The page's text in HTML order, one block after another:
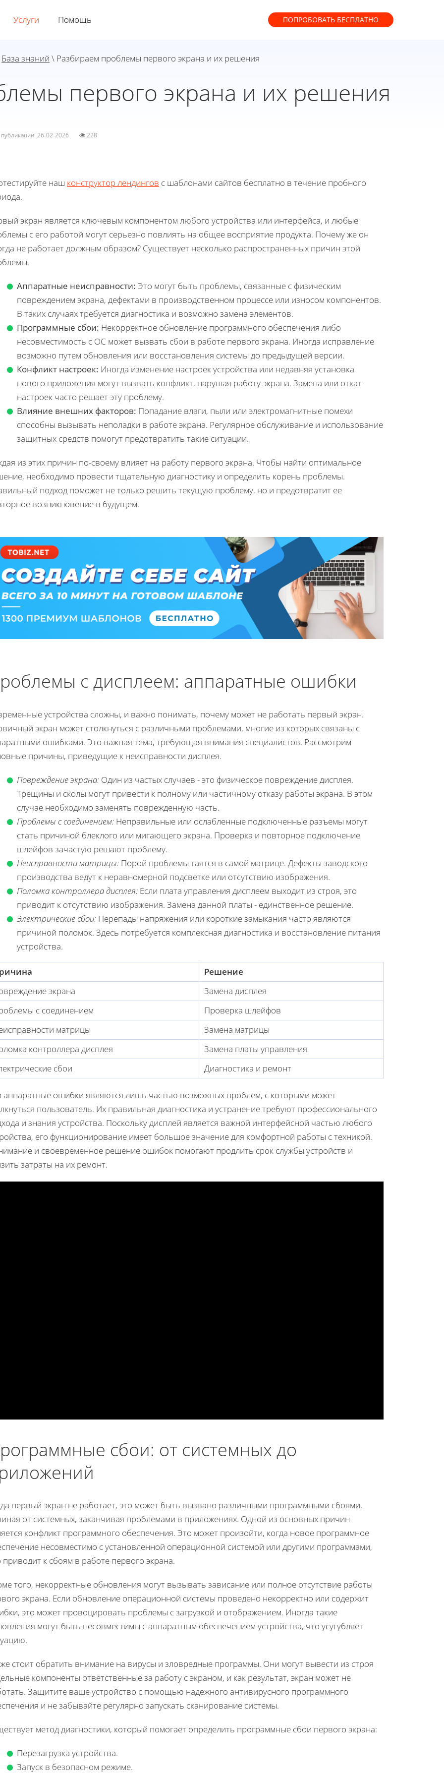
Услуги Помощь ПОПРОБОВАТЬ БЕСПЛАТНО
База знаний \ Разбираем проблемы первого экрана и их решения
первого экрана и их решения
публикации: 26-02-2026 228
наш конструктор лендингов с шаблонами сайтов бесплатно в течение пробного
экран является ключевым компонентом любого устройства или интерфейса, и любые
с его работой могут серьезно повлиять на общее восприятие продукта. Почему же он
не работает должным образом? Существует несколько распространенных причин этой
Аппаратные неисправности: Это могут быть проблемы, связанные с физическим
повреждением экрана, дефектами в производственном процессе или износом компонентов.
В таких случаях требуется диагностика и возможно замена элементов.
Программные сбои: Некорректное обновление программного обеспечения либо
несовместимость с ОС может вызвать сбои в работе первого экрана. Иногда исправление
возможно путем обновления или восстановления системы до предыдущей версии.
Конфликт настроек: Иногда изменение настроек устройства или недавняя установка
нового приложения могут вызвать конфликт, нарушая работу экрана. Замена или откат
настроек часто решает эту проблему.
Влияние внешних факторов: Попадание влаги, пыли или электромагнитные помехи
способны вызывать неполадки в работе экрана. Регулярное обслуживание и использование
защитных средств помогут предотвратить такие ситуации.
из этих причин по-своему влияет на работу первого экрана. Чтобы найти оптимальное
необходимо провести тщательную диагностику и определить корень проблемы.
подход поможет не только решить текущую проблему, но и предотвратит ее
возникновение в будущем.
с дисплеем: аппаратные ошибки
устройства сложны, и важно понимать, почему может не работать первый экран.
экран может столкнуться с различными проблемами, многие из которых связаны с
ошибками. Это важная тема, требующая внимания специалистов. Рассмотрим
причины, приведущие к неисправности дисплея.
Повреждение экрана: Один из частых случаев - это физическое повреждение дисплея.
Трещины и сколы могут привести к полному или частичному отказу работы экрана. В этом
случае необходимо заменять поврежденную часть.
Проблемы с соединением: Неправильные или ослабленные подключенные разъемы могут
стать причиной блеклого или мигающего экрана. Проверка и повторное подключение
шлейфов зачастую решают проблему.
Неисправности матрицы: Порой проблемы таятся в самой матрице. Дефекты заводского
производства ведут к неравномерной подсветке или отсутствию изображения.
Поломка контроллера дисплея: Если плата управления дисплеем выходит из строя, это
приводит к отсутствию изображения. Замена данной платы - единственное решение.
Электрические сбои: Перепады напряжения или короткие замыкания часто являются
причиной поломок. Здесь потребуется комплексная диагностика и восстановление питания
устройства.
Решение
экрана
Замена дисплея
с соединением
Проверка шлейфов
матрицы
Замена матрицы
контроллера дисплея
Замена платы управления
сбои
Диагностика и ремонт
аппаратные ошибки являются лишь частью возможных проблем, с которыми может
пользователь. Их правильная диагностика и устранение требуют профессионального
и знания устройства. Поскольку дисплей является важной интерфейсной частью любого
его функционирование имеет большое значение для комфортной работы с техникой.
и своевременное решение ошибок помогают продлить срок службы устройств и
затраты на их ремонт.
сбои: от системных до
первый экран не работает, это может быть вызвано различными программными сбоями,
от системных, заканчивая проблемами в приложениях. Одной из основных причин
конфликт программного обеспечения. Это может произойти, когда новое программное
несовместимо с установленной операционной системой или другими программами,
приводит к сбоям в работе первого экрана.
того, некорректные обновления могут вызывать зависание или полное отсутствие работы
экрана. Если обновление операционной системы проведено некорректно или содержит
это может провоцировать проблемы с загрузкой и отображением. Иногда такие
могут быть несовместимы с аппаратным обеспечением устройства, что усугубляет
стоит обратить внимание на вирусы и зловредные программы. Они могут вывести из строя
компоненты ответственные за работу с экраном, и как результат, экран может не
Защитите ваше устройство с помощью надежного антивирусного программного
и не забывайте регулярно запускать сканирование системы.
метод диагностики, который помогает определить программные сбои первого экрана:
Перезагрузка устройства.
Запуск в безопасном режиме.